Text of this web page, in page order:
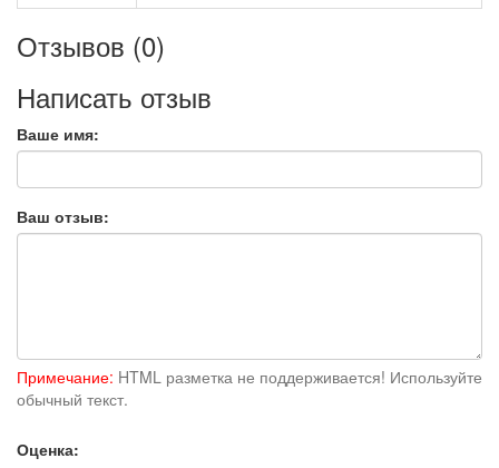
Отзывов (0)
Написать отзыв
Ваше имя:
Ваш отзыв:
Примечание: HTML разметка не поддерживается! Используйте
обычный текст.
Оценка: